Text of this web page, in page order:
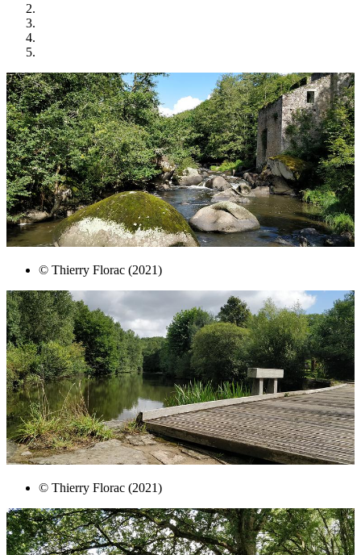
© Thierry Florac (2021)
© Thierry Florac (2021)